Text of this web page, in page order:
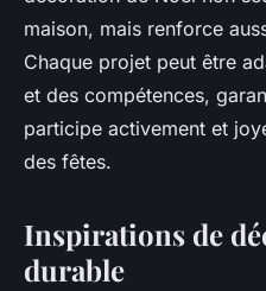
maison, mais renforce
Chaque projet peut être
et des compétences,
participe activement et
des fêtes.
Inspirations de
durable